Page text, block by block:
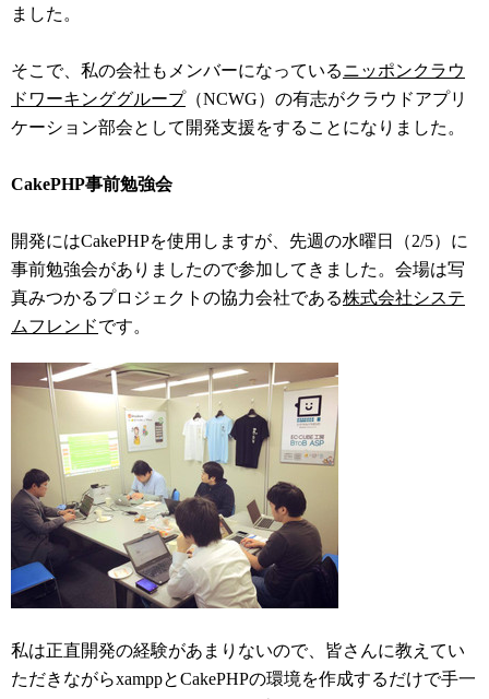
ました。
そこで、私の会社もメンバーになっているニッポンクラウ
ドワーキンググループ（NCWG）の有志がクラウドアプリ
ケーション部会として開発支援をすることになりました。
CakePHP事前勉強会
開発にはCakePHPを使用しますが、先週の水曜日（2/5）に
事前勉強会がありましたので参加してきました。会場は写
真みつかるプロジェクトの協力会社である株式会社システ
ムフレンドです。
私は正直開発の経験があまりないので、皆さんに教えてい
ただきながらxamppとCakePHPの環境を作成するだけで手一